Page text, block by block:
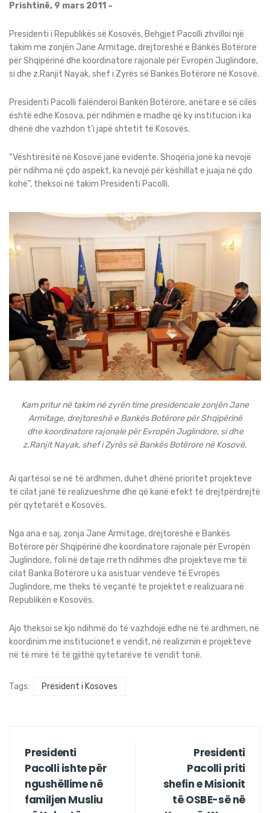
Prishtinë, 9 mars 2011 –
Presidenti i Republikës së Kosovës, Behgjet Pacolli zhvilloi një
takim me zonjën Jane Armitage, drejtoreshë e Bankës Botërore
për Shqipërinë dhe koordinatore rajonale për Evropën Juglindore,
si dhe z.Ranjit Nayak, shef i Zyrës së Bankës Botërore në Kosovë.
Presidenti Pacolli falënderoi Bankën Botërore, anëtare e së cilës
është edhe Kosova, për ndihmën e madhe që ky institucion i ka
dhënë dhe vazhdon t’i japë shtetit të Kosovës.
“Vështirësitë në Kosovë janë evidente. Shoqëria jonë ka nevojë
për ndihma në çdo aspekt, ka nevojë për këshillat e juaja në çdo
kohë”, theksoi në takim Presidenti Pacolli.
Kam pritur në takim në zyrën time presidencale zonjën Jane
Armitage, drejtoreshë e Bankës Botërore për Shqipërinë
dhe koordinatore rajonale për Evropën Juglindore, si dhe
z.Ranjit Nayak, shef i Zyrës së Bankës Botërore në Kosovë.
Ai qartësoi se në të ardhmen, duhet dhënë prioritet projekteve
të cilat janë të realizueshme dhe që kanë efekt të drejtpërdrejtë
për qytetarët e Kosovës.
Nga ana e saj, zonja Jane Armitage, drejtoreshë e Bankës
Botërore për Shqipërinë dhe koordinatore rajonale për Evropën
Juglindore, foli në detaje rreth ndihmës dhe projekteve me të
cilat Banka Botërore u ka asistuar vendeve të Evropës
Juglindore, me theks të veçantë te projektet e realizuara në
Republikën e Kosovës.
Ajo theksoi se kjo ndihmë do të vazhdojë edhe në të ardhmen, në
koordinim me institucionet e vendit, në realizimin e projekteve
në të mirë të të gjithë qytetarëve të vendit tonë.
Tags: President i Kosoves
Presidenti
Pacolli ishte për
ngushëllime në
familjen Musliu
Presidenti
Pacolli priti
shefin e Misionit
të OSBE-së në